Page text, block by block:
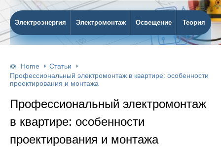
Электроэнергия Электромонтаж Освещение Теория
Home
Статьи
Профессиональный электромонтаж в квартире: особенности
проектирования и монтажа
Профессиональный электромонтаж
в квартире: особенности
проектирования и монтажа